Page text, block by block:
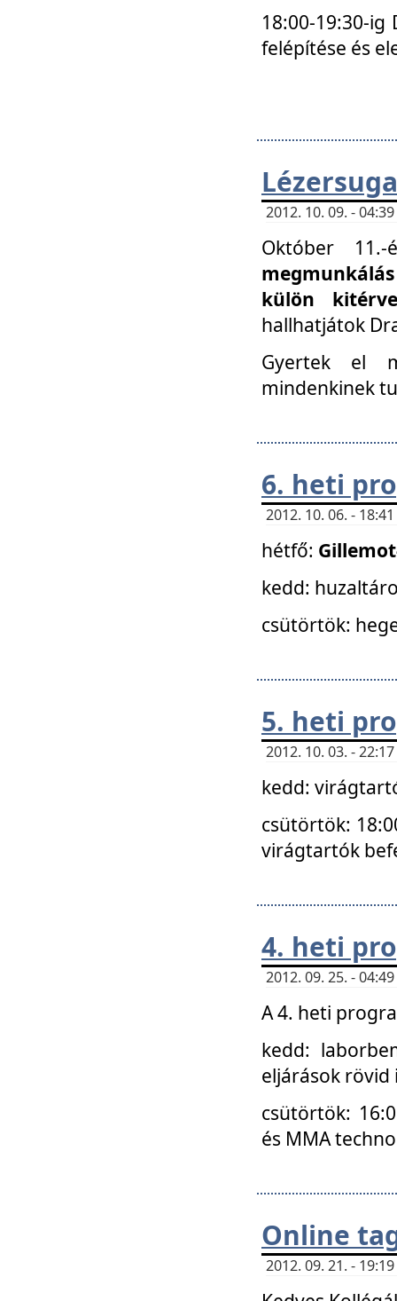
18:00-19:30-
felépítése és
2012. 10. 09. -
Október
külön
hallhatjátok
Gyertek el
mindenkinek
6. heti
2012. 10. 06. -
hétfő:
kedd:
csütörtök:
5. heti
2012. 10. 03. -
kedd:
csütörtök:
virágtartók
4. heti
2012. 09. 25. -
A 4. heti
kedd:
eljárások
csütörtök:
és MMA
Online
2012. 09. 21. -